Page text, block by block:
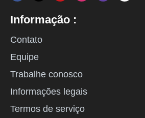
Informação :
Contato
Equipe
Trabalhe conosco
Informações legais
Termos de serviço